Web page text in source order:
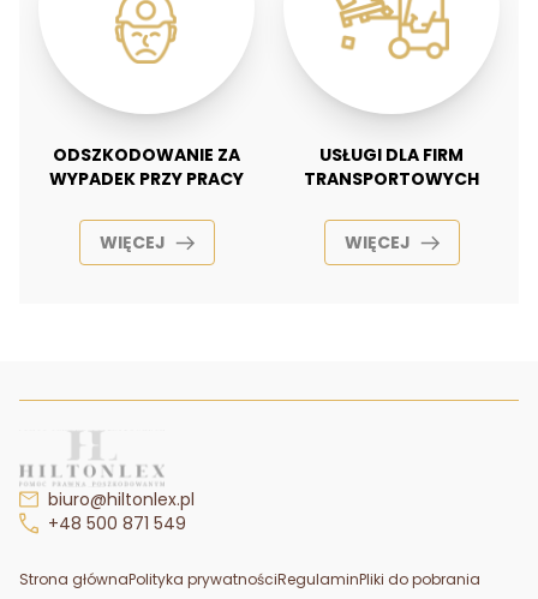
ODSZKODOWANIE ZA
WYPADEK PRZY PRACY
WIĘCEJ
USŁUGI DLA FIRM
TRANSPORTOWYCH
WIĘCEJ
biuro@hiltonlex.pl
+48 500 871 549
Strona głównaPolityka prywatnościRegulaminPliki do pobrania